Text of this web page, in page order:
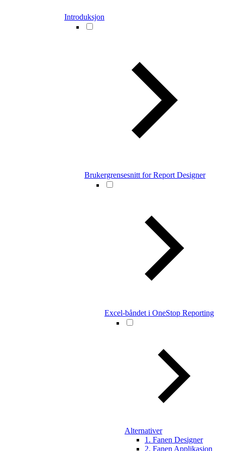
Introduksjon
Brukergrensesnitt for Report Designer
Excel-båndet i OneStop Reporting
Alternativer
1. Fanen Designer
2. Fanen Applikasjon